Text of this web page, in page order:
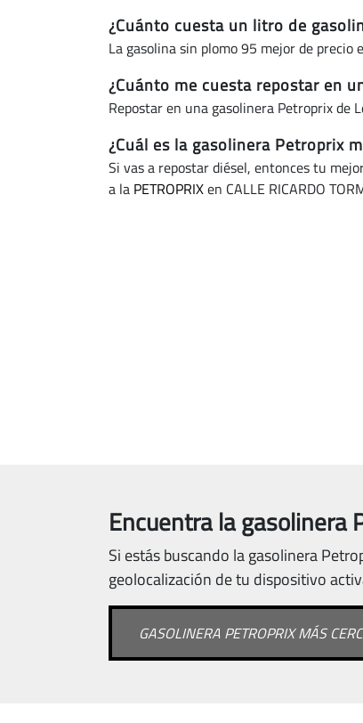
¿Cuánto cuesta un litro de
La gasolina sin plomo 95 mejor de precio
¿Cuánto me cuesta repostar en
Repostar en una gasolinera Petroprix de
¿Cuál es la gasolinera Petroprix
Si vas a repostar diésel, entonces tu
a la PETROPRIXen CALLE RICARDO
Encuentra la gasolinera
Si estás buscando la gasolinera
geolocalización de tu dispositivo
GASOLINERA PETROPRIX MÁS